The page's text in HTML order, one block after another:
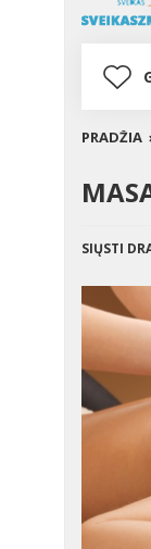
PRADŽIA
SIŲSTI